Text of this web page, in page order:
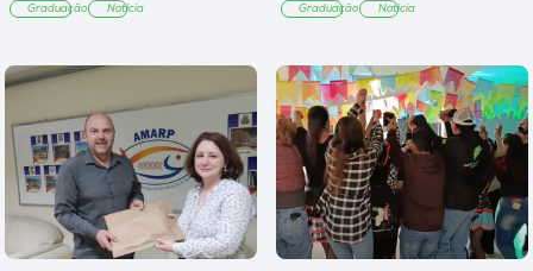
Graduação Notícia Graduação Notícia